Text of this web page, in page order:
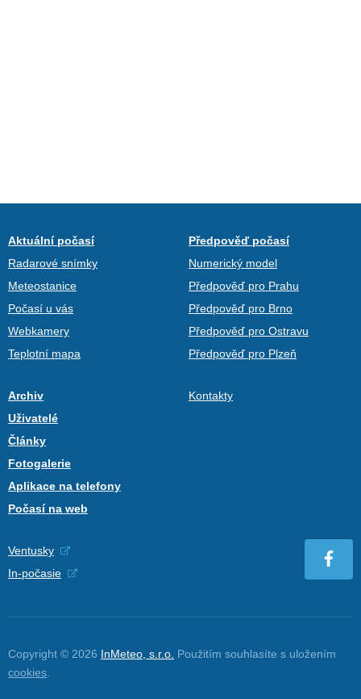
Aktuální počasí
Radarové snímky
Meteostanice
Počasí u vás
Webkamery
Teplotní mapa
Předpověď počasí
Numerický model
Předpověď pro Prahu
Předpověď pro Brno
Předpověď pro Ostravu
Předpověď pro Plzeň
Archiv
Uživatelé
Články
Fotogalerie
Aplikace na telefony
Počasí na web
Kontakty
Ventusky
In-počasie
Copyright © 2026 InMeteo, s.r.o. Použitím souhlasíte s uložením
cookies